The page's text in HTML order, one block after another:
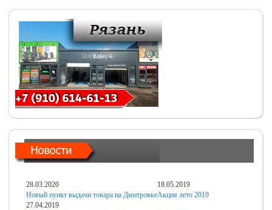
28.03.2020
Новый пункт выдачи товара на Дмитровке
18.05.2019
Акция лето 2019
27.04.2019